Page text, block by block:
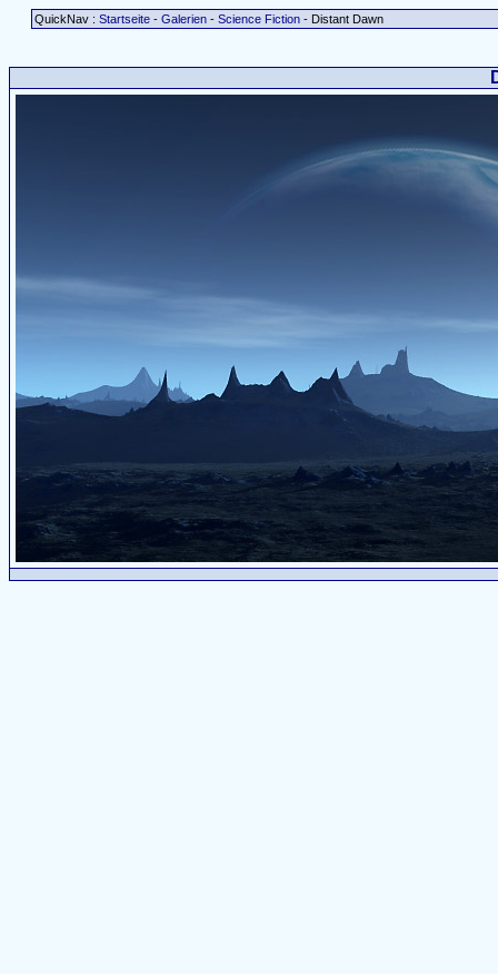
QuickNav : Startseite - Galerien - Science Fiction - Distant Dawn